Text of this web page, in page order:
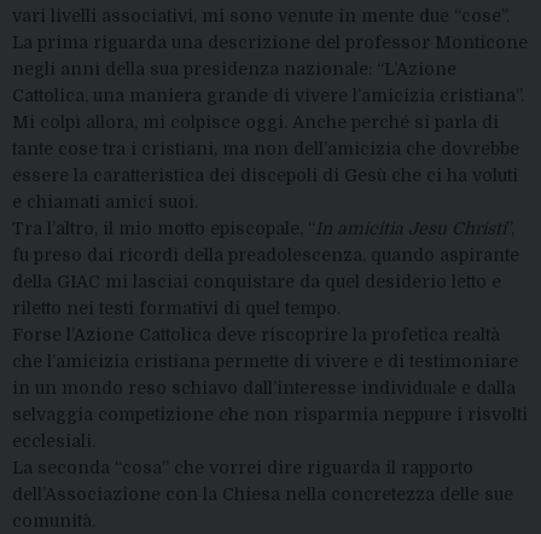
vari livelli associativi, mi sono venute in mente due “cose”.
La prima riguarda una descrizione del professor Monticone
negli anni della sua presidenza nazionale: “L’Azione
Cattolica, una maniera grande di vivere l’amicizia cristiana”.
Mi colpì allora, mi colpisce oggi. Anche perché si parla di
tante cose tra i cristiani, ma non dell’amicizia che dovrebbe
essere la caratteristica dei discepoli di Gesù che ci ha voluti
e chiamati amici suoi.
Tra l’altro, il mio motto episcopale, “ In amicitia Jesu Christi”,
fu preso dai ricordi della preadolescenza, quando aspirante
della GIAC mi lasciai conquistare da quel desiderio letto e
riletto nei testi formativi di quel tempo.
Forse l’Azione Cattolica deve riscoprire la profetica realtà
che l’amicizia cristiana permette di vivere e di testimoniare
in un mondo reso schiavo dall’interesse individuale e dalla
selvaggia competizione che non risparmia neppure i risvolti
ecclesiali.
La seconda “cosa” che vorrei dire riguarda il rapporto
dell’Associazione con la Chiesa nella concretezza delle sue
comunità.